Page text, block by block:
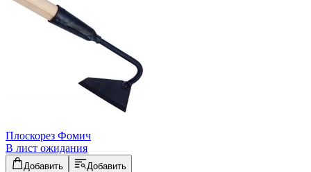
Плоскорез Фомич
В лист ожидания
Добавить Добавить